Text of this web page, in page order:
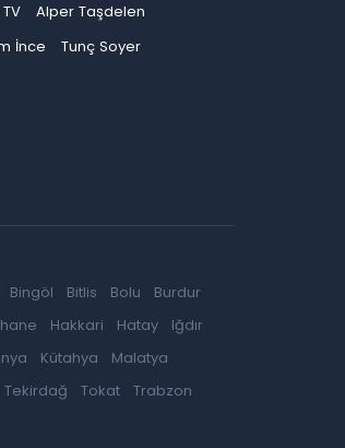
Alper Taşdelen
İnce
Tunç Soyer
Bingöl Bitlis Bolu
Burdur
Hakkari Hatay
Iğdır
Kütahya
Malatya
Tekirdağ Tokat
Trabzon